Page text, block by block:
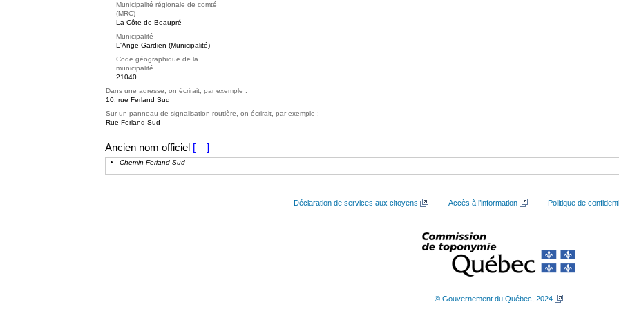
Municipalité régionale de comté
(MRC)
La Côte-de-Beaupré
Municipalité
L'Ange-Gardien (Municipalité)
Code géographique de la
municipalité
21040
Dans une adresse, on écrirait, par exemple :
10, rue Ferland Sud
Sur un panneau de signalisation routière, on écrirait, par exemple :
Rue Ferland Sud
Ancien nom officiel [ – ]
Chemin Ferland Sud
Déclaration de services aux citoyens Accès à l’information Politique de
© Gouvernement du Québec, 2024